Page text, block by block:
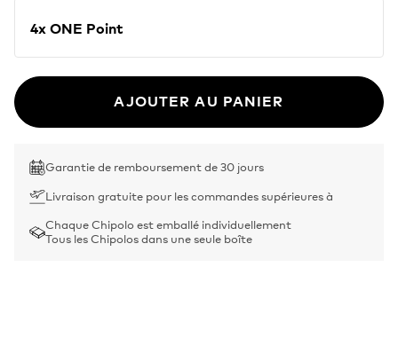
4x ONE Point
AJOUTER AU PANIER
Garantie de remboursement de 30 jours
Livraison gratuite pour les commandes supérieures à
Chaque Chipolo est emballé individuellement
Tous les Chipolos dans une seule boîte